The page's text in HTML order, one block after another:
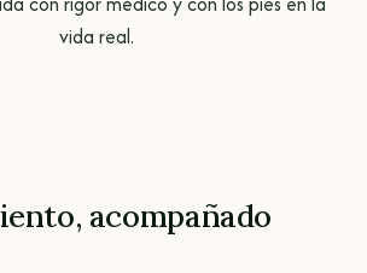
vida real.
acompañado